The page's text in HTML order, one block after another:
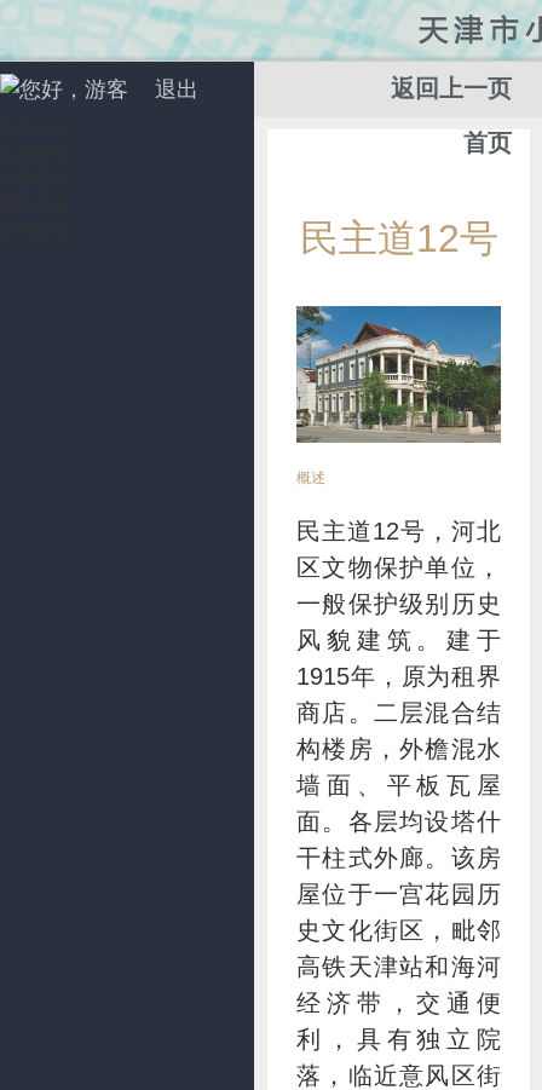
您好，游客 退出 返回上一页
首页
民主道12号
概述
民主道12号，河北
区文物保护单位，
一般保护级别历史
风貌建筑。建于
1915年，原为租界
商店。二层混合结
构楼房，外檐混水
墙面、平板瓦屋
面。各层均设塔什
干柱式外廊。该房
屋位于一宫花园历
史文化街区，毗邻
高铁天津站和海河
经济带，交通便
利，具有独立院
落，临近意风区街